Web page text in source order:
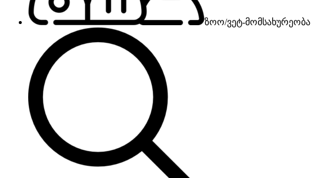
ზოო/ვეტ-მომსახურეობა